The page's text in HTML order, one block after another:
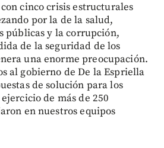
cinco crisis estructurales
por la de la salud,
públicas y la corrupción,
de la seguridad de los
una enorme preocupación.
al gobierno de De la Espriella
de solución para los
de más de 250
en nuestros equipos